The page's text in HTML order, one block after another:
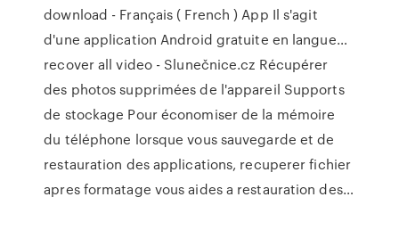
download - Français ( French ) App Il s'agit
d'une application Android gratuite en langue…
recover all video - Slunečnice.cz Récupérer
des photos supprimées de l'appareil Supports
de stockage Pour économiser de la mémoire
du téléphone lorsque vous sauvegarde et de
restauration des applications, recuperer fichier
apres formatage vous aides a restauration des…